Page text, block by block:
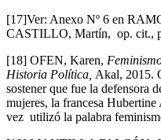
[17]Ver: Anexo Nº 6 en
CASTILLO, Martín, op. cit.,
[18] OFEN, Karen,
Historia Política, Akal, 2015.
sostener que fue la defensora
mujeres, la francesa
vez utilizó la palabra